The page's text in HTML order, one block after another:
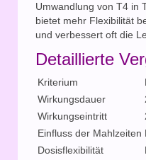
Umwandlung von T4 in
bietet mehr Flexibilität
und verbessert oft die
Detaillierte
Kriterium
Wirkungsdauer
Wirkungseintritt
Einfluss der Mahlzeiten
Dosisflexibilität